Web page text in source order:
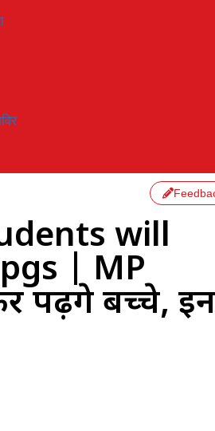
will
| MP
पढ़ेंगे बच्चे,